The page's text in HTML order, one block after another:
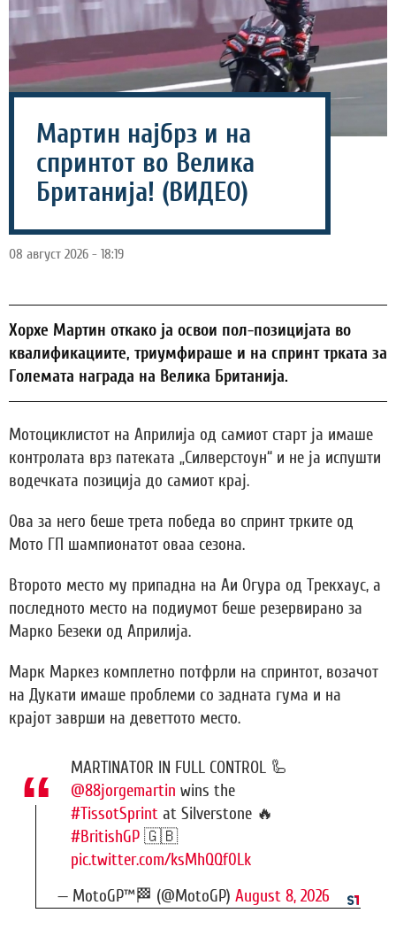
Мартин најбрз и на
спринтот во Велика
Британија! (ВИДЕО)
08 август 2026 - 18:19
Хорхе Мартин откако ја освои пол-позицијата во
квалификациите, триумфираше и на спринт трката за
Големата награда на Велика Британија.
Мотоциклистот на Априлија од самиот старт ја имаше
контролата врз патеката „Силверстоун“ и не ја испушти
водечката позиција до самиот крај.
Ова за него беше трета победа во спринт трките од
Мото ГП шампионатот оваа сезона.
Второто место му припадна на Аи Огура од Трекхаус, а
последното место на подиумот беше резервирано за
Марко Безеки од Априлија.
Марк Маркез комплетно потфрли на спринтот, возачот
на Дукати имаше проблеми со задната гума и на
крајот заврши на деветтото место.
MARTINATOR IN FULL CONTROL 🦾
@88jorgemartin wins the
#TissotSprint at Silverstone 🔥
#BritishGP 🇬🇧
pic.twitter.com/ksMhQQf0Lk
— MotoGP™🏁 (@MotoGP) August 8, 2026